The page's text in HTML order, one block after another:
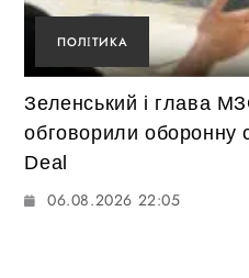
ПОЛІТИКА
Зеленський і глава
обговорили оборонну
Deal
06.08.2026 22:05